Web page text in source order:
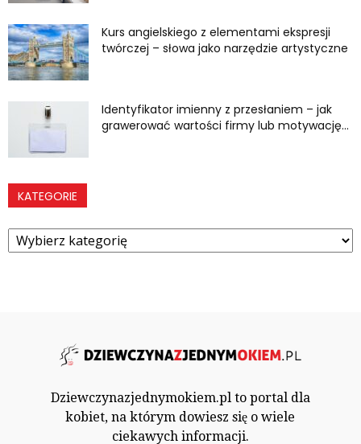
Kurs angielskiego z elementami ekspresji
twórczej – słowa jako narzędzie artystyczne
Identyfikator imienny z przesłaniem – jak
grawerować wartości firmy lub motywację...
KATEGORIE
Kategorie
Dziewczynazjednymokiem.pl to portal dla
kobiet, na którym dowiesz się o wiele
ciekawych informacji.